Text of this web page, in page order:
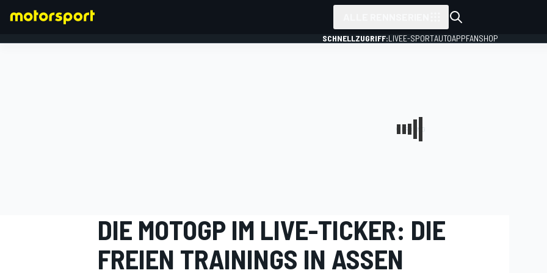
SCHNELLZUGRIFF:LIVEE-SPORTAUTOAPPFANSHOP
DIE MOTOGP IM LIVE-TICKER: DIE
FREIEN TRAININGS IN ASSEN